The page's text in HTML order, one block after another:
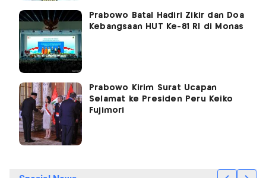
Prabowo Batal Hadiri Zikir dan Doa
Kebangsaan HUT Ke-81 RI di Monas
Prabowo Kirim Surat Ucapan
Selamat ke Presiden Peru Keiko
Fujimori